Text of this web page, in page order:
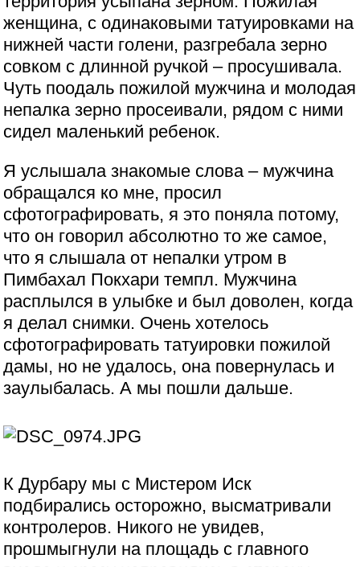
женщина, с одинаковыми татуировками на
нижней части голени, разгребала зерно
совком с длинной ручкой – просушивала.
Чуть поодаль пожилой мужчина и молодая
непалка зерно просеивали, рядом с ними
сидел маленький ребенок.
Я услышала знакомые слова – мужчина
обращался ко мне, просил
сфотографировать, я это поняла потому,
что он говорил абсолютно то же самое,
что я слышала от непалки утром в
Пимбахал Покхари темпл. Мужчина
расплылся в улыбке и был доволен, когда
я делал снимки. Очень хотелось
сфотографировать татуировки пожилой
дамы, но не удалось, она повернулась и
заулыбалась. А мы пошли дальше.
К Дурбару мы с Мистером Иск
подбирались осторожно, высматривали
контролеров. Никого не увидев,
прошмыгнули на площадь с главного